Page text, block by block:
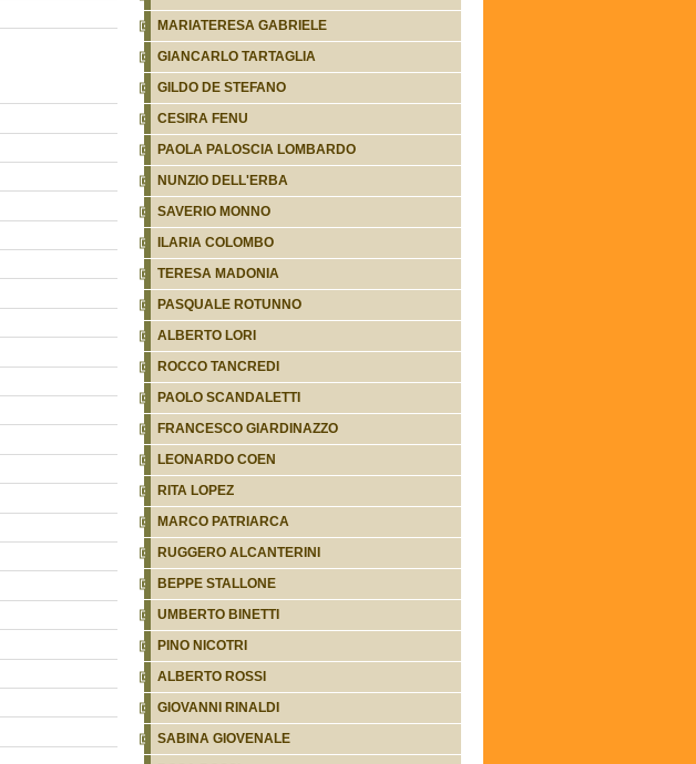
MARIATERESA GABRIELE
GIANCARLO TARTAGLIA
GILDO DE STEFANO
CESIRA FENU
PAOLA PALOSCIA LOMBARDO
NUNZIO DELL'ERBA
SAVERIO MONNO
ILARIA COLOMBO
TERESA MADONIA
PASQUALE ROTUNNO
ALBERTO LORI
ROCCO TANCREDI
PAOLO SCANDALETTI
FRANCESCO GIARDINAZZO
LEONARDO COEN
RITA LOPEZ
MARCO PATRIARCA
RUGGERO ALCANTERINI
BEPPE STALLONE
UMBERTO BINETTI
PINO NICOTRI
ALBERTO ROSSI
GIOVANNI RINALDI
SABINA GIOVENALE